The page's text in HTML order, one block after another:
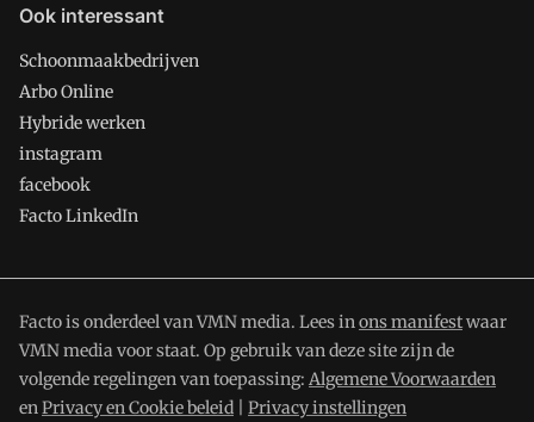
Ook interessant
Schoonmaakbedrijven
Arbo Online
Hybride werken
instagram
facebook
Facto LinkedIn
Facto is onderdeel van VMN media. Lees inons manifestwaar
VMN media voor staat. Op gebruik van deze site zijn de
volgende regelingen van toepassing: Algemene Voorwaarden
enPrivacy en Cookie beleid Privacy instellingen